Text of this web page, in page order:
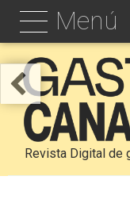
Menú
Revista Digital de